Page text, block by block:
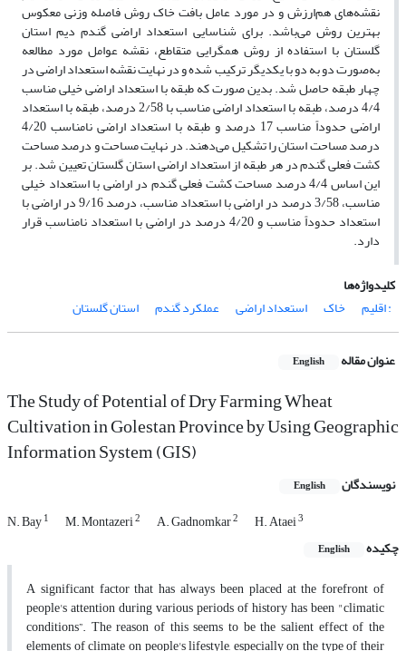
نقشه‌های هم‌ارزش و در مورد عامل بافت خاک روش فاصله وزنی معکوس
بهترین روش می‌باشد. برای شناسایی استعداد اراضی گندم دیم استان
گلستان با استفاده از روش همگرایی متقاطع، نقشه عوامل مورد مطالعه
به‌صورت دو به دو با یکدیگر ترکیب شده و در نهایت نقشه استعداد اراضی در
چهار طبقه حاصل شد. بدین صورت که طبقه با استعداد اراضی خیلی مناسب
4/4 درصد، طبقه با استعداد اراضی مناسب با 2/58 درصد، طبقه با استعداد
اراضی حدوداً مناسب 17 درصد و طبقه با استعداد اراضی نامناسب 4/20
درصد مساحت استان را تشکیل می‌دهند. در نهایت مساحت و درصد مساحت
کشت فعلی گندم در هر طبقه از استعداد اراضی استان گلستان تعیین شد. بر
این اساس 4/4 درصد مساحت کشت فعلی گندم در اراضی با استعداد خیلی
مناسب، 3/58 درصد در اراضی با استعداد مناسب، درصد 9/16 در اراضی با
استعداد حدوداً مناسب و 4/20 درصد در اراضی با استعداد نامناسب قرار
دارد.
کلیدواژه‌ها
: اقلیم
خاک استعداد اراضی عملکرد گندم استان گلستان
عنوان مقاله English
The Study of Potential of Dry Farming Wheat
Cultivation in Golestan Province by Using Geographic
Information System (GIS)
نویسندگان English
N. Bay1 M. Montazeri2 A. Gadnomkar2 H. Ataei3
چکیده English
A significant factor that has always been placed at the forefront of
people's attention during various periods of history has been "climatic
conditions”. The reason of this seems to be the salient effect of the